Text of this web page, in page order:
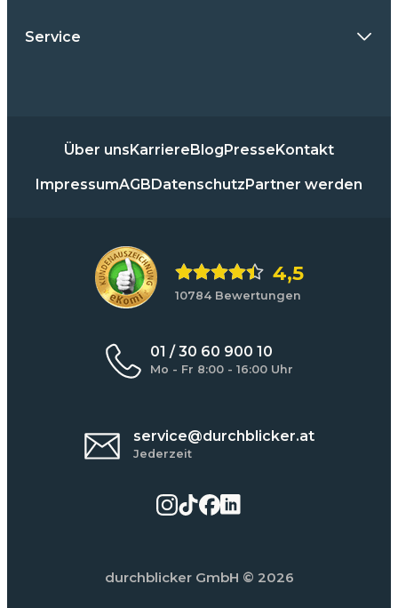
Service
Über uns Karriere Blog Presse Kontakt
ImpressumAGB Datenschutz Partner werden
4,5
10784 Bewertungen
01 / 30 60 900 10
Mo - Fr 8:00 - 16:00 Uhr
service@durchblicker.at
Jederzeit
durchblicker GmbH © 2026